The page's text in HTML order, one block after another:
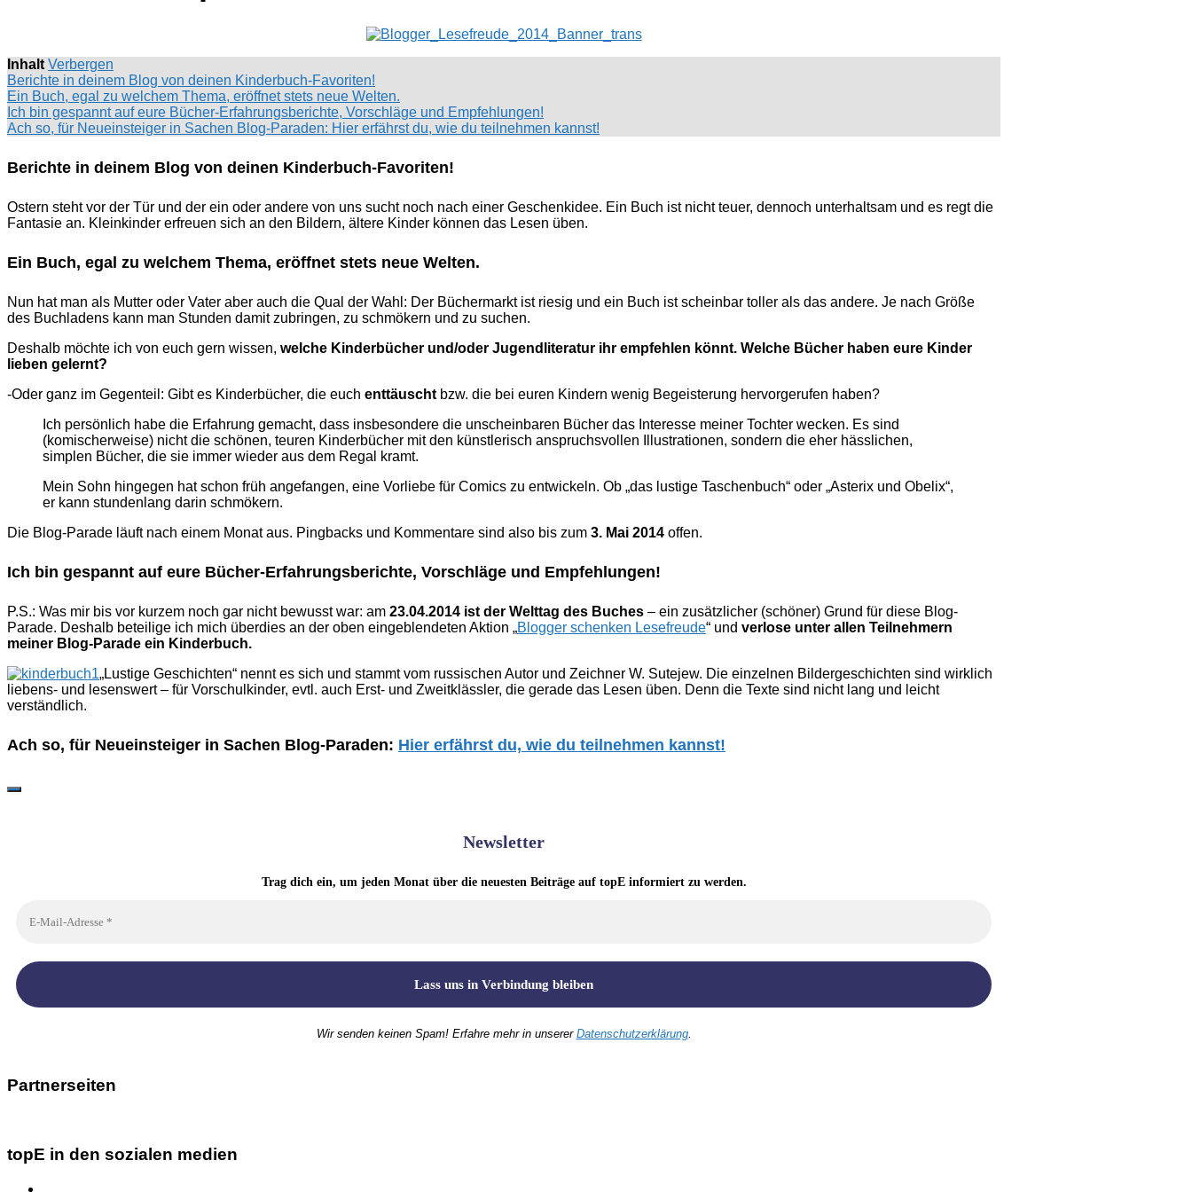
Inhalt Verbergen
Berichte in deinem Blog von deinen Kinderbuch-Favoriten!
Ein Buch, egal zu welchem Thema, eröffnet stets neue Welten.
Ich bin gespannt auf eure Bücher-Erfahrungsberichte, Vorschläge und Empfehlungen!
Ach so, für Neueinsteiger in Sachen Blog-Paraden: Hier erfährst du, wie du teilnehmen kannst!
Berichte in deinem Blog von deinen Kinderbuch-Favoriten!
Ostern steht vor der Tür und der ein oder andere von uns sucht noch nach einer Geschenkidee. Ein Buch ist nicht teuer, dennoch unterhaltsam und es regt die
Fantasie an. Kleinkinder erfreuen sich an den Bildern, ältere Kinder können das Lesen üben.
Ein Buch, egal zu welchem Thema, eröffnet stets neue Welten.
Nun hat man als Mutter oder Vater aber auch die Qual der Wahl: Der Büchermarkt ist riesig und ein Buch ist scheinbar toller als das andere. Je nach Größe
des Buchladens kann man Stunden damit zubringen, zu schmökern und zu suchen.
Deshalb möchte ich von euch gern wissen, welche Kinderbücher und/oder Jugendliteratur ihr empfehlen könnt. Welche Bücher haben eure Kinder
lieben gelernt?
-Oder ganz im Gegenteil: Gibt es Kinderbücher, die euch enttäuscht bzw. die bei euren Kindern wenig Begeisterung hervorgerufen haben?
Ich persönlich habe die Erfahrung gemacht, dass insbesondere die unscheinbaren Bücher das Interesse meiner Tochter wecken. Es sind
(komischerweise) nicht die schönen, teuren Kinderbücher mit den künstlerisch anspruchsvollen Illustrationen, sondern die eher hässlichen,
simplen Bücher, die sie immer wieder aus dem Regal kramt.
Mein Sohn hingegen hat schon früh angefangen, eine Vorliebe für Comics zu entwickeln. Ob „das lustige Taschenbuch“ oder „Asterix und Obelix“,
er kann stundenlang darin schmökern.
Die Blog-Parade läuft nach einem Monat aus. Pingbacks und Kommentare sind also bis zum 3. Mai 2014 offen.
Ich bin gespannt auf eure Bücher-Erfahrungsberichte, Vorschläge und Empfehlungen!
P.S.: Was mir bis vor kurzem noch gar nicht bewusst war: am 23.04.2014 ist der Welttag des Buches – ein zusätzlicher (schöner) Grund für diese Blog-
Parade. Deshalb beteilige ich mich überdies an der oben eingeblendeten Aktion „Blogger schenken Lesefreude“ und verlose unter allen Teilnehmern
meiner Blog-Parade ein Kinderbuch.
„Lustige Geschichten“ nennt es sich und stammt vom russischen Autor und Zeichner W. Sutejew. Die einzelnen Bildergeschichten sind wirklich
liebens- und lesenswert – für Vorschulkinder, evtl. auch Erst- und Zweitklässler, die gerade das Lesen üben. Denn die Texte sind nicht lang und leicht
verständlich.
Ach so, für Neueinsteiger in Sachen Blog-Paraden: Hier erfährst du, wie du teilnehmen kannst!
Newsletter
Trag dich ein, um jeden Monat über die neuesten Beiträge auf topE informiert zu werden.
Wir senden keinen Spam! Erfahre mehr in unserer Datenschutzerklärung.
Partnerseiten
topE in den sozialen medien